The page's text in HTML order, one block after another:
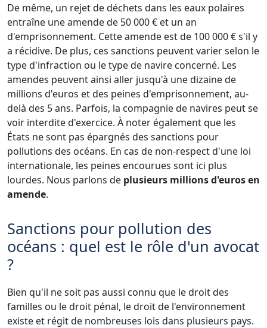
De même, un rejet de déchets dans les eaux polaires
entraîne une amende de 50 000 € et un an
d'emprisonnement. Cette amende est de 100 000 € s'il y
a récidive. De plus, ces sanctions peuvent varier selon le
type d'infraction ou le type de navire concerné. Les
amendes peuvent ainsi aller jusqu'à une dizaine de
millions d'euros et des peines d'emprisonnement, au-
delà des 5 ans. Parfois, la compagnie de navires peut se
voir interdite d'exercice. À noter également que les
États ne sont pas épargnés des sanctions pour
pollutions des océans. En cas de non-respect d'une loi
internationale, les peines encourues sont ici plus
lourdes. Nous parlons de plusieurs millions d'euros en
amende.
Sanctions pour pollution des
océans : quel est le rôle d'un avocat
?
Bien qu'il ne soit pas aussi connu que le droit des
familles ou le droit pénal, le droit de l'environnement
existe et régit de nombreuses lois dans plusieurs pays.